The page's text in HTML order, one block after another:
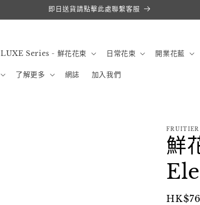
即日送貨請點擊此處聯繫客服
LUXE Series - 鮮花花束 日常花束 開業花藍
了解更多 網誌 加入我們
FRUITIER
鮮
定